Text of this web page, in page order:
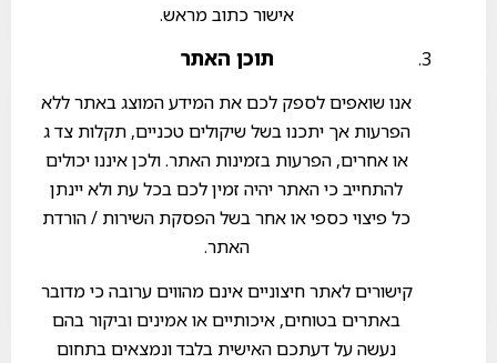
אישור כתוב מראש.
תוכן האתר
אנו שואפים לספק לכם את המידע המוצג באתר ללא
הפרעות אך יתכנו בשל שיקולים טכניים, תקלות צד ג
או אחרים, הפרעות בזמינות האתר. ולכן איננו יכולים
להתחייב כי האתר יהיה זמין לכם בכל עת ולא יינתן
כל פיצוי כספי או אחר בשל הפסקת השירות / הורדת
האתר.
קישורים לאתר חיצוניים אינם מהווים ערובה כי מדובר
באתרים בטוחים, איכותיים או אמינים וביקור בהם
נעשה על דעתכם האישית בלבד ונמצאים בתחום